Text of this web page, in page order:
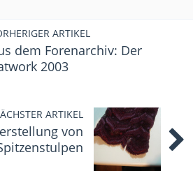
ARTIKEL
dem Forenarchiv: Der
2003
ARTIKEL
von